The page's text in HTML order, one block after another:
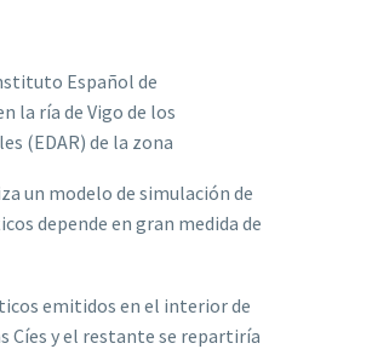
Español de
la ría de Vigo de los
(EDAR) de la zona
un modelo de simulación de
depende en gran medida de
emitidos en el interior de
Cíes y el restante se repartiría